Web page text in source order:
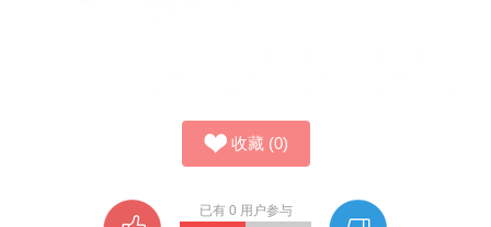
收藏(0)
已有 0 用户参与